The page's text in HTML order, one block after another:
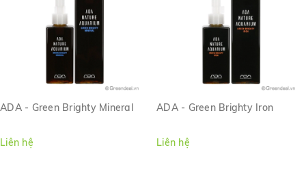
Chứa hàm lượng axit humic tự nhiên cao có thể có hoặc
không gây ra một số vẩn đục nước thời gian ban đầu tùy
thuộc vào nguồn nước tại địa phương của bạn. Nước đục sẽ
biến mất với chế độ chăm sóc và thay nước thích hợp.
ADA - Green Brighty Mineral
Liên hệ
ADA - Green Brighty Iron
Liên hệ